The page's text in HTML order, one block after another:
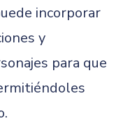
incorporar
y
para que